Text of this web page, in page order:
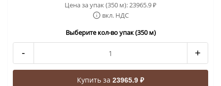
Цена за упак (350 м):23965.9₽
вкл. НДС
Выберите кол-во упак (350 м)
- +
Купить за 23965.9 ₽